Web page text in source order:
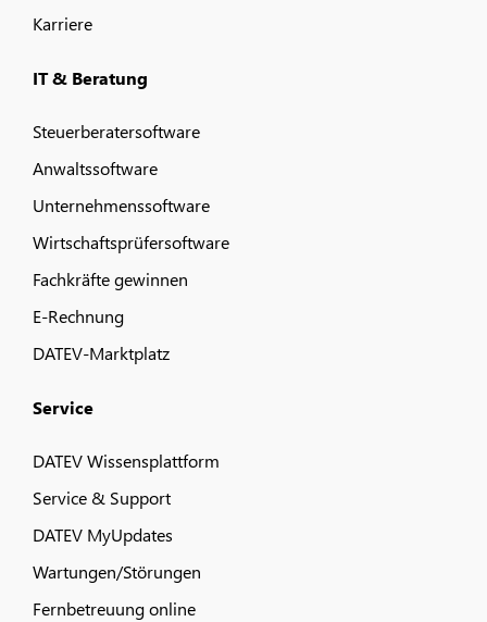
Karriere
IT & Beratung
Steuerberatersoftware
Anwaltssoftware
Unternehmenssoftware
Wirtschaftsprüfersoftware
Fachkräfte gewinnen
E-Rechnung
DATEV-Marktplatz
Service
DATEV Wissensplattform
Service & Support
DATEV MyUpdates
Wartungen/Störungen
Fernbetreuung online